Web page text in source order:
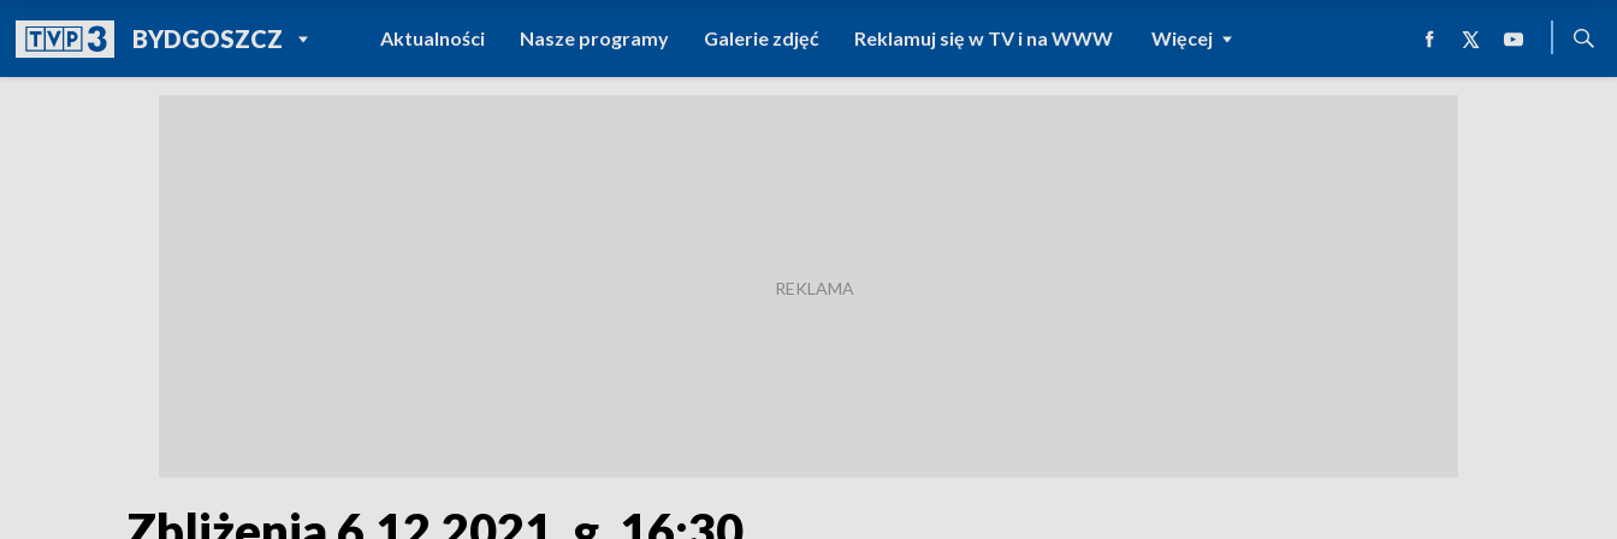
BYDGOSZCZPOWRÓT DO
TVP REGIONY
Aktualności Nasze programy Galerie zdjęć Reklamuj się w TV i na WWW Więcej